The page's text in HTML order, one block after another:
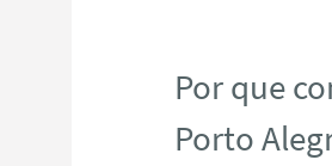
Por que
Porto